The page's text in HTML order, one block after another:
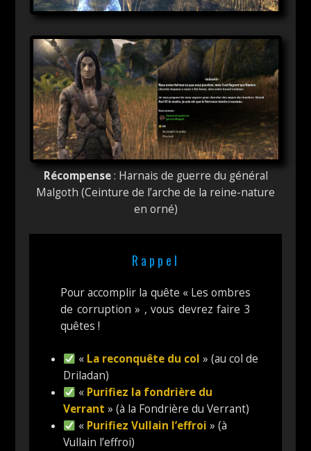
Récompense: Harnais de guerre du général
Malgoth (Ceinture de l’arche de la reine-nature
en orné)
Rappel
Pour accomplir la quête « Les ombres
de corruption » , vous devrez faire 3
quêtes !
« La reconquête du col » (au col de
Driladan)
« Purifiez la fondrière du
Verrant » (à la Fondrière du Verrant)
« Purifiez Vullain l’effroi » (à
Vullain l’effroi)